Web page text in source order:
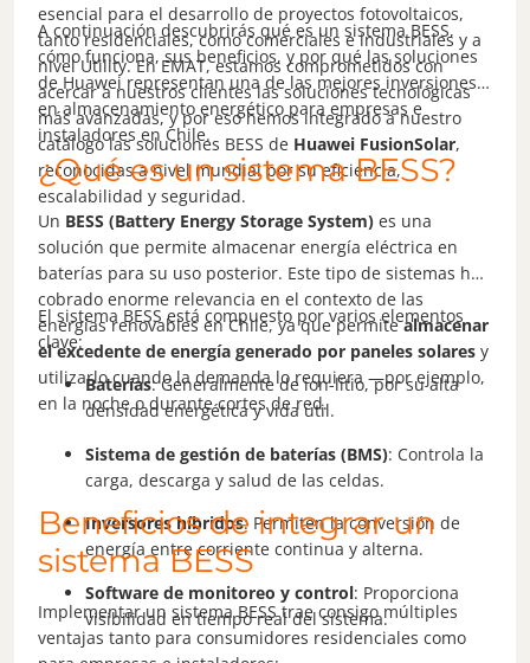
esencial para el desarrollo de proyectos fotovoltaicos,
tanto residenciales, como comerciales e industriales y a
nivel Utility. En EMAT, estamos comprometidos con
acercar a nuestros clientes las soluciones tecnológicas
más avanzadas, y por eso hemos integrado a nuestro
catálogo las soluciones BESS de Huawei FusionSolar,
reconocidas a nivel mundial por su eficiencia,
escalabilidad y seguridad.
A continuación descubrirás qué es un sistema BESS,
cómo funciona, sus beneficios, y por qué las soluciones
de Huawei representan una de las mejores inversiones
en almacenamiento energético para empresas e
instaladores en Chile.
¿Qué es un sistema BESS?
Un BESS (Battery Energy Storage System) es una
solución que permite almacenar energía eléctrica en
baterías para su uso posterior. Este tipo de sistemas ha
cobrado enorme relevancia en el contexto de las
energías renovables en Chile, ya que permitealmacenar
el excedente de energía generado por paneles solares y
utilizarlo cuando la demanda lo requiera —por ejemplo,
en la noche o durante cortes de red.
El sistema BESS está compuesto por varios elementos
clave:
Baterías: Generalmente de ion-litio, por su alta
densidad energética y vida útil.
Sistema de gestión de baterías (BMS): Controla la
carga, descarga y salud de las celdas.
Inversores híbridos: Permiten la conversión de
energía entre corriente continua y alterna.
Software de monitoreo y control: Proporciona
visibilidad en tiempo real del sistema.
Beneficios de integrar un
sistema BESS
Implementar un sistema BESS trae consigo múltiples
ventajas tanto para consumidores residenciales como